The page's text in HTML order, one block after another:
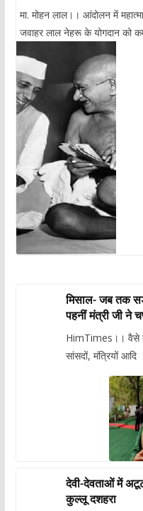
मा. मोहन लाल।। आंदोलन में
जवाहर लाल नेहरू के योगदान को
मिसाल- जब तक
पहनीं मंत्री जी ने
HimTimes।। वैसे
सांसदों, मंत्रियों आदि
देवी-देवताओं में
कुल्लू दशहरा